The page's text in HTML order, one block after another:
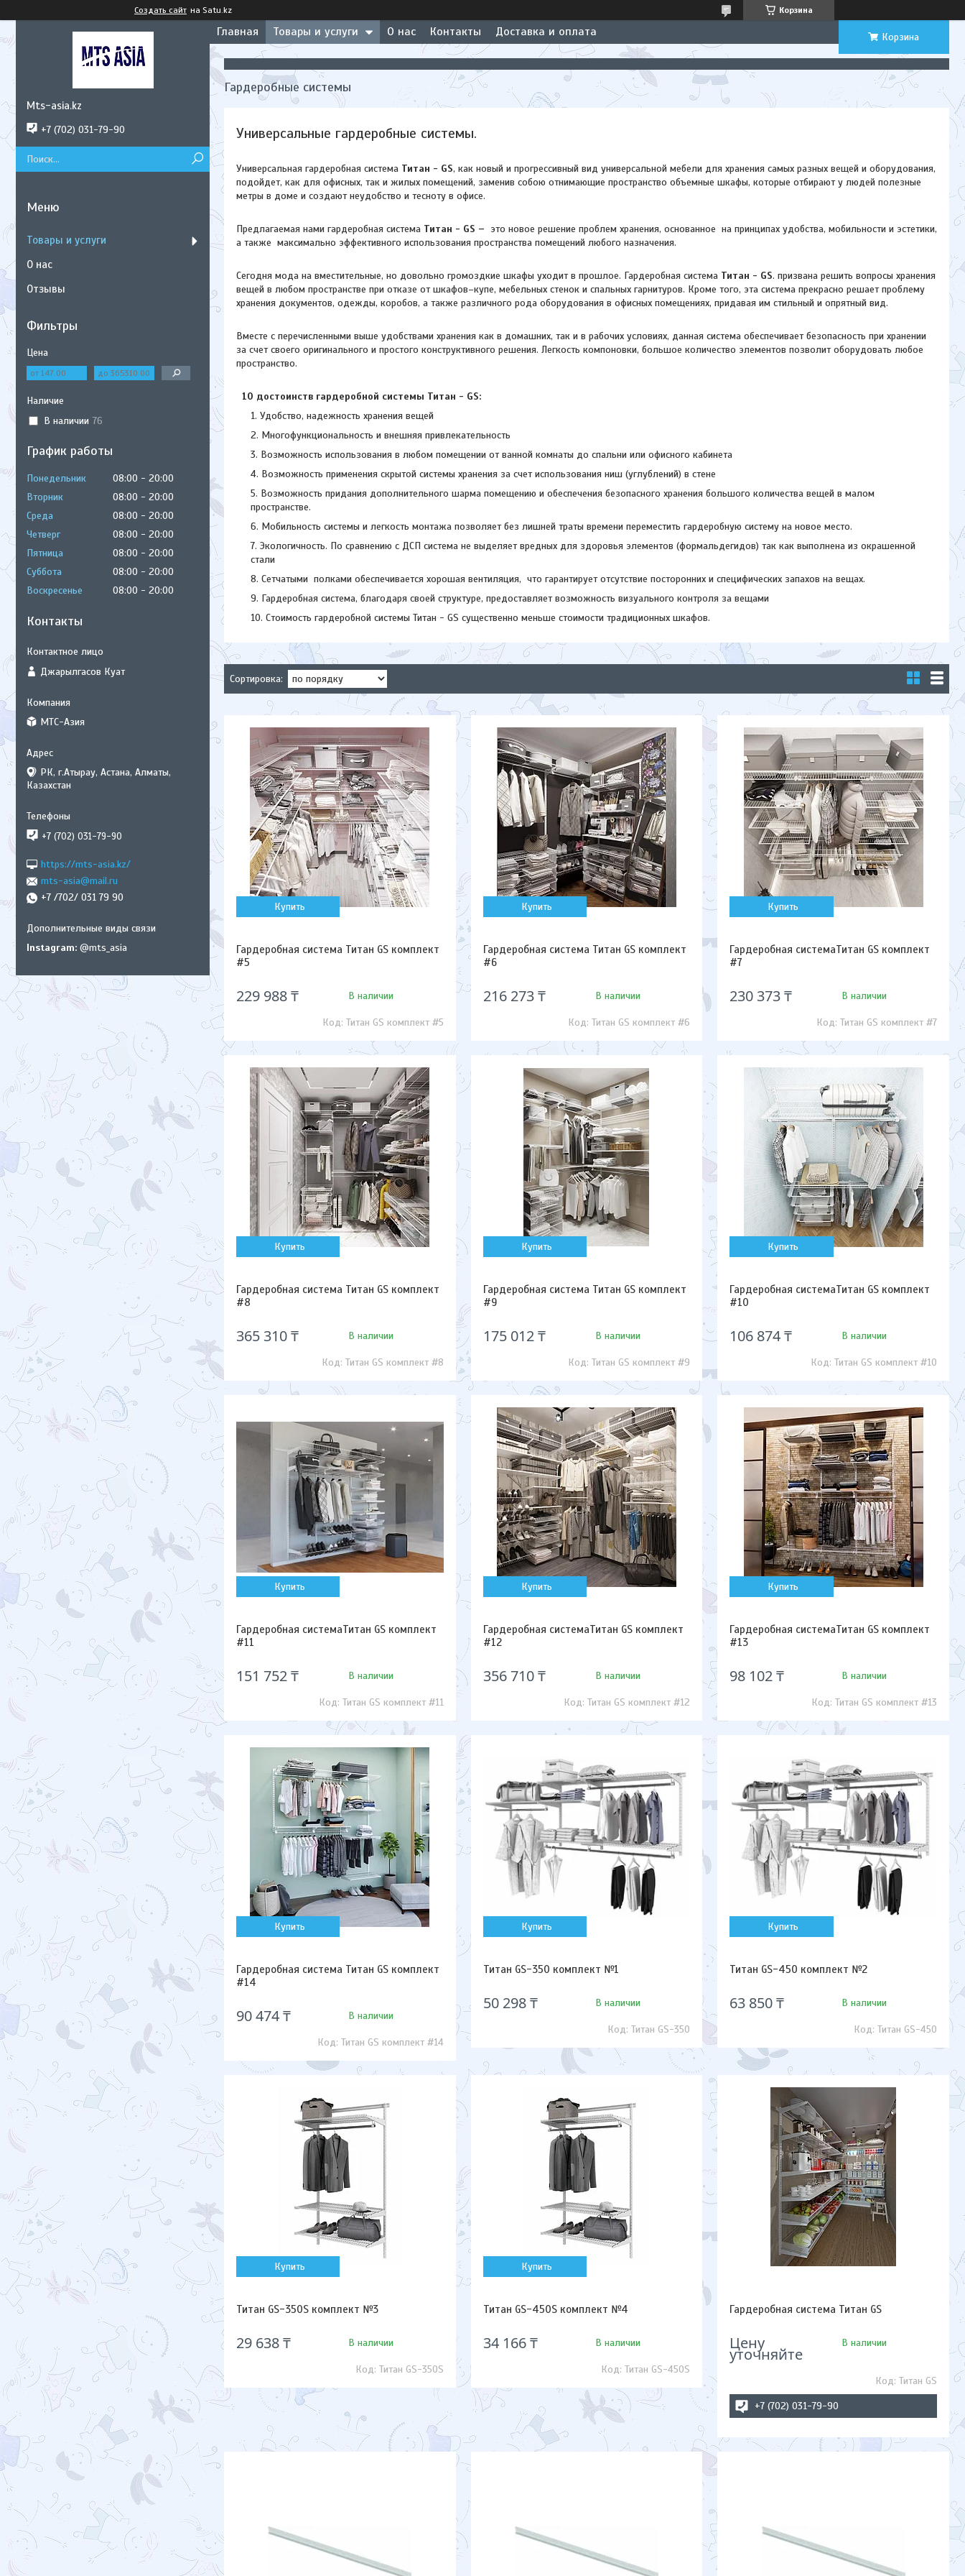
Создать сайт на Satu.kz Корзина
Главная Товары и услуги О нас Контакты Доставка и оплата Корзина
Гардеробные системы
Универсальные гардеробные системы.
Универсальная гардеробная система Титан - GS, как новый и прогрессивный вид универсальной мебели для хранения самых разных вещей и оборудования,
подойдет, как для офисных, так и жилых помещений, заменив собою отнимающие пространство объемные шкафы, которые отбирают у людей полезные
метры в доме и создают неудобство и тесноту в офисе.
Предлагаемая нами гардеробная система Титан - GS – это новое решение проблем хранения, основанное на принципах удобства, мобильности и эстетики,
а также максимально эффективного использования пространства помещений любого назначения.
Сегодня мода на вместительные, но довольно громоздкие шкафы уходит в прошлое. Гардеробная система Титан - GS. призвана решить вопросы хранения
вещей в любом пространстве при отказе от шкафов–купе, мебельных стенок и спальных гарнитуров. Кроме того, эта система прекрасно решает проблему
хранения документов, одежды, коробов, а также различного рода оборудования в офисных помещениях, придавая им стильный и опрятный вид.
Вместе с перечисленными выше удобствами хранения как в домашних, так и в рабочих условиях, данная система обеспечивает безопасность при хранении
за счет своего оригинального и простого конструктивного решения. Легкость компоновки, большое количество элементов позволит оборудовать любое
пространство.
10 достоинств гардеробной системы Титан - GS:
Удобство, надежность хранения вещей
Многофункциональность и внешняя привлекательность
Возможность использования в любом помещении от ванной комнаты до спальни или офисного кабинета
Возможность применения скрытой системы хранения за счет использования ниш (углублений) в стене
Возможность придания дополнительного шарма помещению и обеспечения безопасного хранения большого количества вещей в малом
пространстве.
Мобильность системы и легкость монтажа позволяет без лишней траты времени переместить гардеробную систему на новое место.
Экологичность. По сравнению с ДСП система не выделяет вредных для здоровья элементов (формальдегидов) так как выполнена из окрашенной
стали
Сетчатыми полками обеспечивается хорошая вентиляция, что гарантирует отсутствие посторонних и специфических запахов на вещах.
Гардеробная система, благодаря своей структуре, предоставляет возможность визуального контроля за вещами
Стоимость гардеробной системы Титан - GS существенно меньше стоимости традиционных шкафов.
Купить
Гардеробная система Титан GS комплект
#5
229 988 ₸ В наличии
Титан GS комплект #5
Купить
Гардеробная система Титан GS комплект
#6
216 273 ₸ В наличии
Титан GS комплект #6
Купить
Гардеробная системаТитан GS комплект
#7
230 373 ₸ В наличии
Титан GS комплект #7
Купить
Гардеробная система Титан GS комплект
#8
365 310 ₸ В наличии
Титан GS комплект #8
Купить
Гардеробная система Титан GS комплект
#9
175 012 ₸ В наличии
Титан GS комплект #9
Купить
Гардеробная системаТитан GS комплект
#10
106 874 ₸ В наличии
Титан GS комплект #10
Купить
Гардеробная системаТитан GS комплект
#11
151 752 ₸ В наличии
Титан GS комплект #11
Купить
Гардеробная системаТитан GS комплект
#12
356 710 ₸ В наличии
Титан GS комплект #12
Купить
Гардеробная системаТитан GS комплект
#13
98 102 ₸ В наличии
Титан GS комплект #13
Купить
Гардеробная система Титан GS комплект
#14
90 474 ₸ В наличии
Титан GS комплект #14
Купить
Титан GS-350 комплект №1
50 298 ₸ В наличии
Титан GS-350
Купить
Титан GS-450 комплект №2
63 850 ₸ В наличии
Титан GS-450
Купить
Титан GS-350S комплект №3
29 638 ₸ В наличии
Титан GS-350S
Купить
Титан GS-450S комплект №4
34 166 ₸ В наличии
Титан GS-450S
Гардеробная система Титан GS
Цену
уточняйте
В наличии
Титан GS
+7 (702) 031-79-90
Mts-asia.kz
+7 (702) 031-79-90
Товары и услуги
О нас
Отзывы
Фильтры
Цена
Наличие
В наличии 76
График работы
Понедельник 08:00
20:00
Вторник
08:00
20:00
Среда
08:00
20:00
Четверг
08:00
20:00
Пятница
08:00
20:00
Суббота
08:00
20:00
Воскресенье
08:00 20:00
Контакты
Джарылгасов Куат
МТС-Азия
РК, г.Атырау, Астана, Алматы,
Казахстан
+7 (702) 031-79-90
https://mts-asia.kz/
mts-asia@mail.ru
+7 /702/ 031 79 90
Instagram @mts_asia